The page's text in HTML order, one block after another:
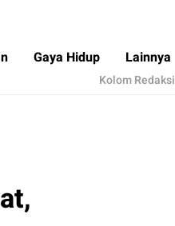
Gaya Hidup Lainnya
Kolom Redaksi